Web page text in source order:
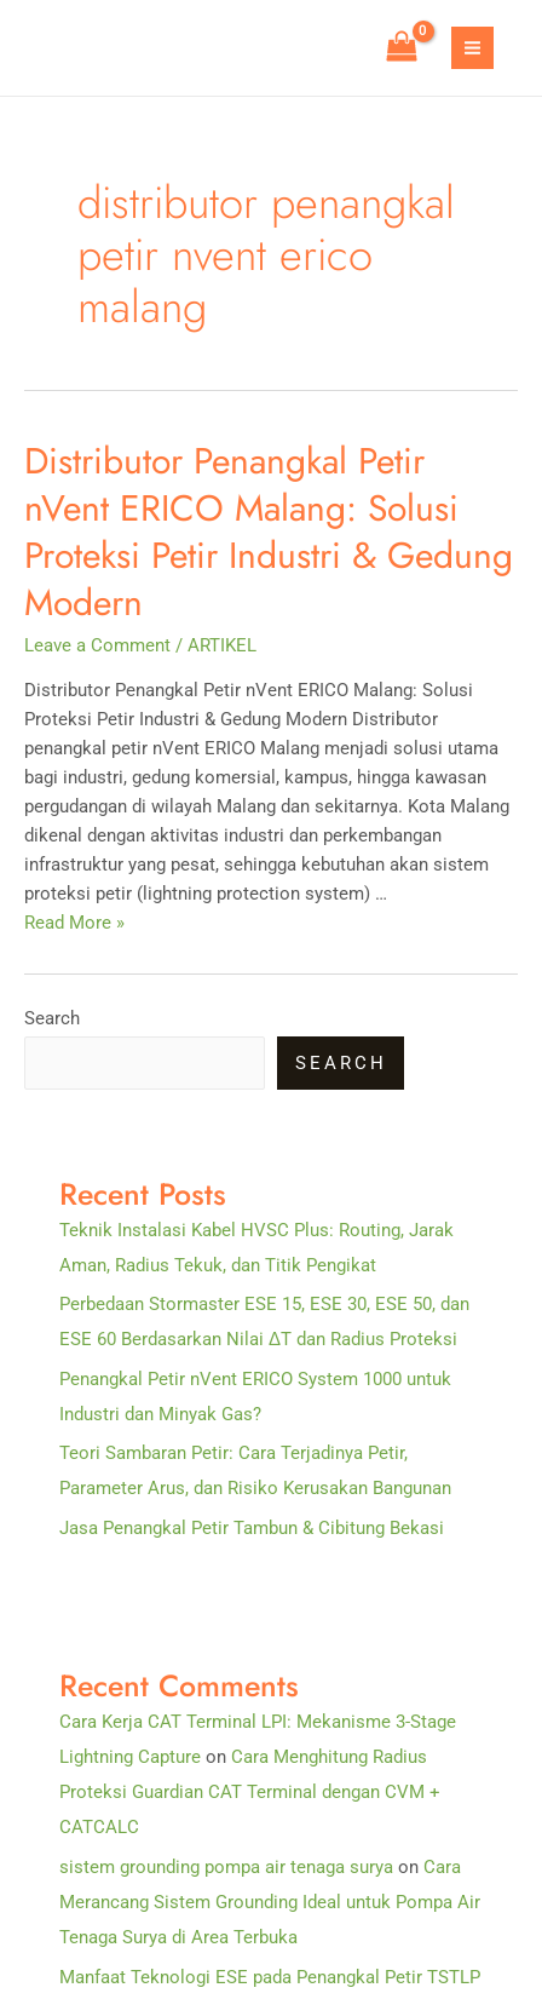
MAIN
distributor penangkal
petir nvent erico
malang
Distributor Penangkal Petir
nVent ERICO Malang: Solusi
Proteksi Petir Industri & Gedung
Modern
Leave a Comment / ARTIKEL
Distributor Penangkal Petir nVent ERICO Malang: Solusi
Proteksi Petir Industri & Gedung Modern Distributor
penangkal petir nVent ERICO Malang menjadi solusi utama
bagi industri, gedung komersial, kampus, hingga kawasan
pergudangan di wilayah Malang dan sekitarnya. Kota Malang
dikenal dengan aktivitas industri dan perkembangan
infrastruktur yang pesat, sehingga kebutuhan akan sistem
proteksi petir (lightning protection system) …
Distributor
Petir
nVent
Industri
Gedung
Modern
Read More »
Search
SEARCH
Recent Posts
Teknik Instalasi Kabel HVSC Plus: Routing, Jarak
Aman, Radius Tekuk, dan Titik Pengikat
Perbedaan Stormaster ESE 15, ESE 30, ESE 50, dan
ESE 60 Berdasarkan Nilai ΔT dan Radius Proteksi
Penangkal Petir nVent ERICO System 1000 untuk
Industri dan Minyak Gas?
Teori Sambaran Petir: Cara Terjadinya Petir,
Parameter Arus, dan Risiko Kerusakan Bangunan
Jasa Penangkal Petir Tambun & Cibitung Bekasi
Recent Comments
Cara Kerja CAT Terminal LPI: Mekanisme 3-Stage
Lightning Capture on Cara Menghitung Radius
Proteksi Guardian CAT Terminal dengan CVM +
CATCALC
sistem grounding pompa air tenaga surya on Cara
Merancang Sistem Grounding Ideal untuk Pompa Air
Tenaga Surya di Area Terbuka
Manfaat Teknologi ESE pada Penangkal Petir TSTLP